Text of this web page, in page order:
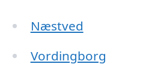
Næstved
Vordingborg